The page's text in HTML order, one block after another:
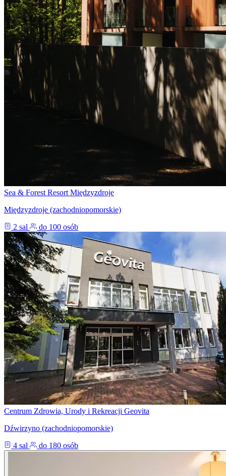
Sea & Forest Resort Międzyzdroje
Międzyzdroje (zachodniopomorskie)
2 sal
do 100 osób
Centrum Zdrowia, Urody i Rekreacji Geovita
Dźwirzyno (zachodniopomorskie)
4 sal
do 180 osób